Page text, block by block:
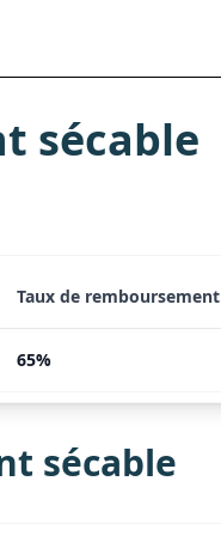
sécable
Taux de remboursement
65%
sécable